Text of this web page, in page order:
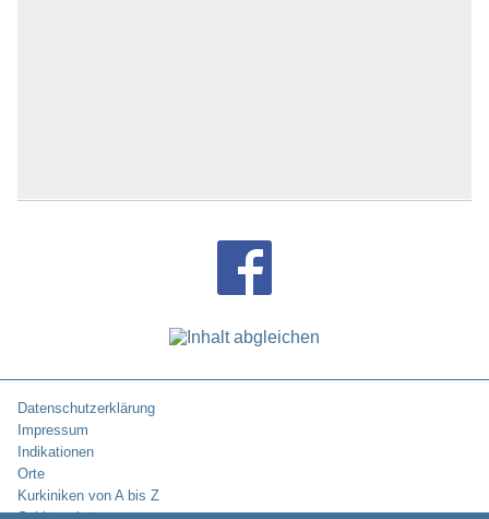
Datenschutzerklärung
Impressum
Indikationen
Orte
Kurkiniken von A bis Z